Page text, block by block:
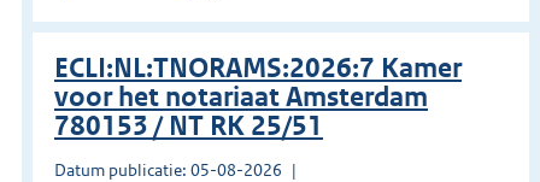
ECLI:NL:TNORAMS:2026:7 Kamer
voor het notariaat Amsterdam
780153 / NT RK 25/51
Datum publicatie: 05-08-2026